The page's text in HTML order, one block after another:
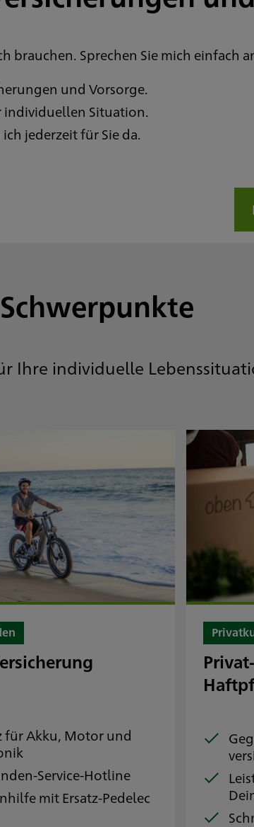
Sprechen Sie mich einfach
und Vorsorge.
individuellen Situation.
jederzeit für Sie da.
Ihre individuelle
für Akku, Motor und
Service-Hotline
mit Ersatz-Pedelec
Privat-